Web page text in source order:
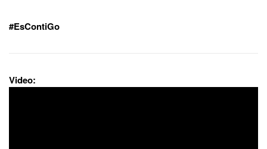
#EsContiGo
Video: